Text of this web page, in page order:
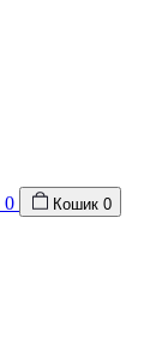
0 Кошик 0